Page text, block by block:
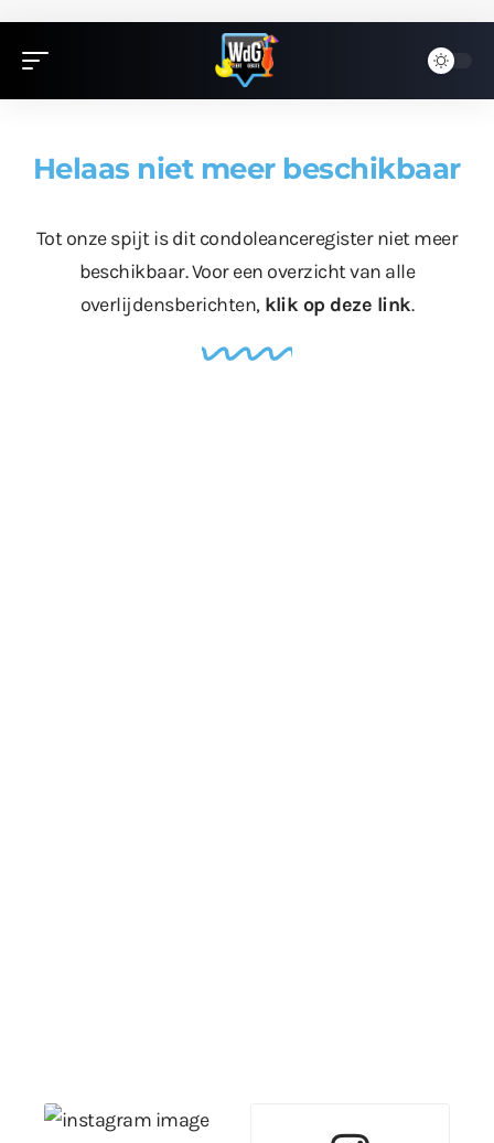
Helaas niet meer beschikbaar
Tot onze spijt is dit condoleanceregister niet meer
beschikbaar. Voor een overzicht van alle
overlijdensberichten, klik op deze link.